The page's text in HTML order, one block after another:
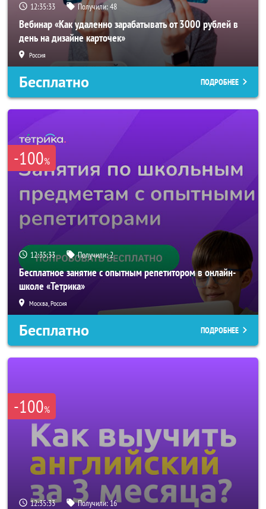
12:35:31 Получили:48
Вебинар «Как удаленно зарабатывать от 3000 рублей в
день на дизайне карточек»
Россия
Бесплатно ПОДРОБНЕЕ
-100%
12:35:31 Получили:2
Бесплатное занятие с опытным репетитором в онлайн-
школе «Тетрика»
Москва, Россия
Бесплатно ПОДРОБНЕЕ
-100%
12:35:31 Получили:16